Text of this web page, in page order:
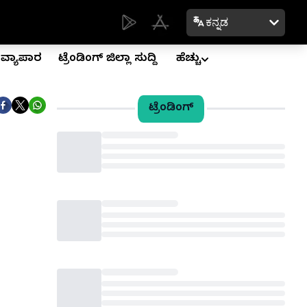
ಕನ್ನಡ
ವ್ಯಾಪಾರ ಟ್ರೆಂಡಿಂಗ್ ಜಿಲ್ಲಾ ಸುದ್ದಿ ಹೆಚ್ಚು
ಟ್ರೆಂಡಿಂಗ್